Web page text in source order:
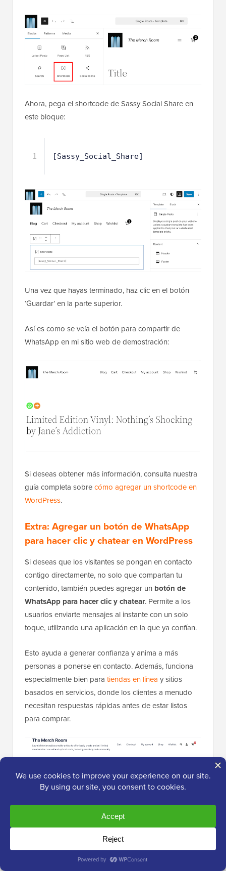
Ahora, pega el shortcode de Sassy Social Share en
este bloque:
1 [Sassy_Social_Share]
Una vez que hayas terminado, haz clic en el botón
‘Guardar’ en la parte superior.
Así es como se veía el botón para compartir de
WhatsApp en mi sitio web de demostración:
Si deseas obtener más información, consulta nuestra
guía completa sobrecómo agregar un shortcode en
WordPress.
Extra: Agregar un botón de WhatsApp
para hacer clic y chatear en WordPress
Si deseas que los visitantes se pongan en contacto
contigo directamente, no solo que compartan tu
contenido, también puedes agregar un botón de
WhatsApp para hacer clic y chatear. Permite a los
usuarios enviarte mensajes al instante con un solo
toque, utilizando una aplicación en la que ya confían.
Esto ayuda a generar confianza y anima a más
personas a ponerse en contacto. Además, funciona
especialmente bien para tiendas en línea y sitios
basados en servicios, donde los clientes a menudo
necesitan respuestas rápidas antes de estar listos
para comprar.